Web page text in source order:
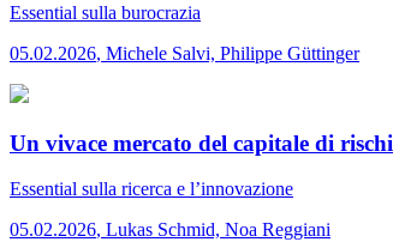
Essential sulla burocrazia
05.02.2026, Michele Salvi, Philippe Güttinger
Un vivace mercato del capitale di rischi
Essential sulla ricerca e l’innovazione
05.02.2026, Lukas Schmid, Noa Reggiani